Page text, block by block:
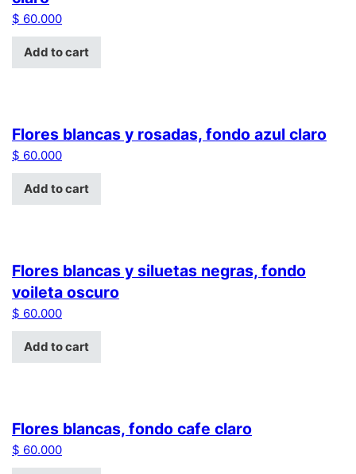
$ 60.000
Add to cart
Flores blancas y rosadas, fondo azul claro
$ 60.000
Add to cart
Flores blancas y siluetas negras, fondo
voileta oscuro
$ 60.000
Add to cart
Flores blancas, fondo cafe claro
$ 60.000